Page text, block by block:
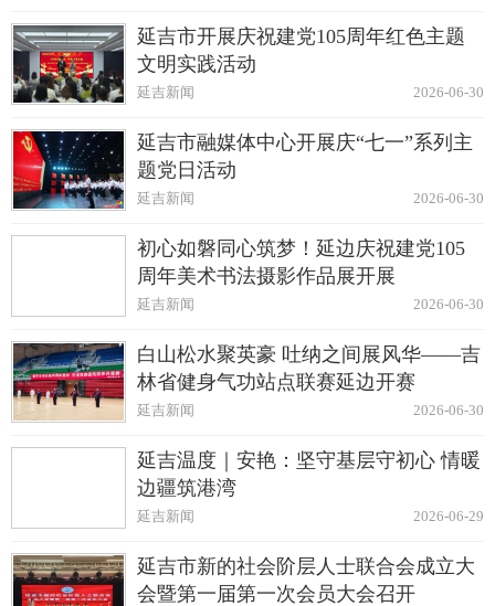
延吉市开展庆祝建党105周年红色主题
文明实践活动
2026-06-30
延吉新闻
延吉市融媒体中心开展庆“七一”系列主
题党日活动
2026-06-30
延吉新闻
初心如磐同心筑梦！延边庆祝建党105
周年美术书法摄影作品展开展
2026-06-30
延吉新闻
白山松水聚英豪 吐纳之间展风华——吉
林省健身气功站点联赛延边开赛
2026-06-30
延吉新闻
延吉温度｜安艳：坚守基层守初心 情暖
边疆筑港湾
2026-06-29
延吉新闻
延吉市新的社会阶层人士联合会成立大
会暨第一届第一次会员大会召开